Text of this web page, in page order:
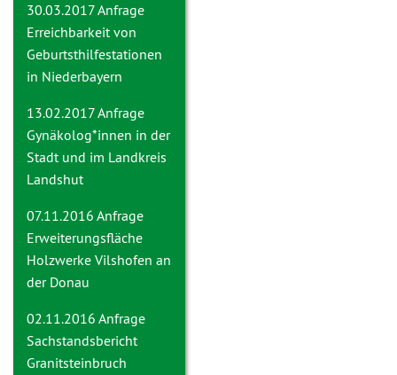
30.03.2017 Anfrage
Erreichbarkeit von
Geburtsthilfestationen
in Niederbayern
13.02.2017 Anfrage
Gynäkolog*innen in der
Stadt und im Landkreis
Landshut
07.11.2016 Anfrage
Erweiterungsfläche
Holzwerke Vilshofen an
der Donau
02.11.2016 Anfrage
Sachstandsbericht
Granitsteinbruch